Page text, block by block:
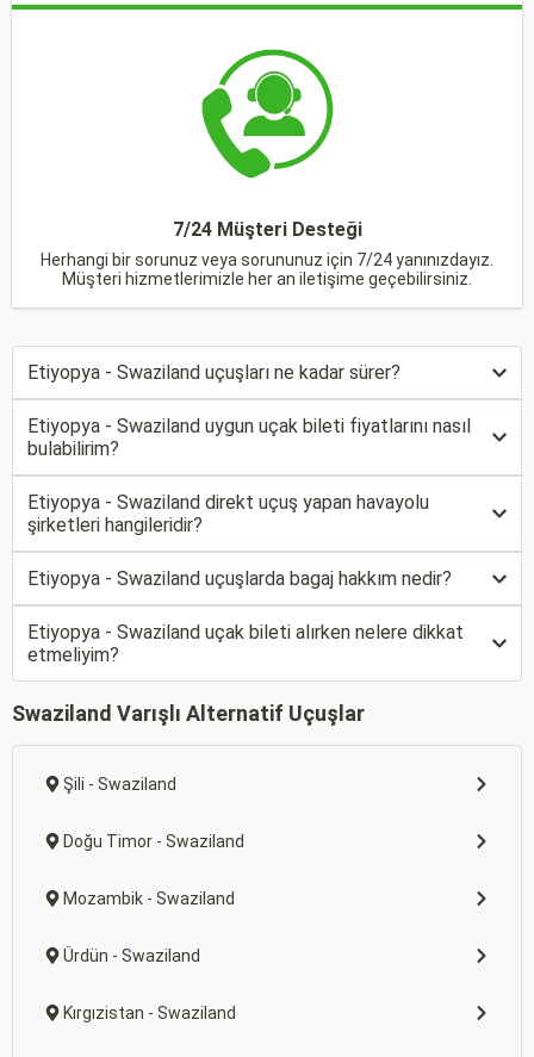
7/24 Müşteri Desteği
Herhangi bir sorunuz veya sorununuz için 7/24 yanınızdayız.
Müşteri hizmetlerimizle her an iletişime geçebilirsiniz.
Etiyopya - Swaziland uçuşları ne kadar sürer?
Etiyopya - Swaziland uygun uçak bileti fiyatlarını nasıl
bulabilirim?
Etiyopya - Swaziland direkt uçuş yapan havayolu
şirketleri hangileridir?
Etiyopya - Swaziland uçuşlarda bagaj hakkım nedir?
Etiyopya - Swaziland uçak bileti alırken nelere dikkat
etmeliyim?
Swaziland Varışlı Alternatif Uçuşlar
Şili - Swaziland
Doğu Timor - Swaziland
Mozambik - Swaziland
Ürdün - Swaziland
Kırgızistan - Swaziland